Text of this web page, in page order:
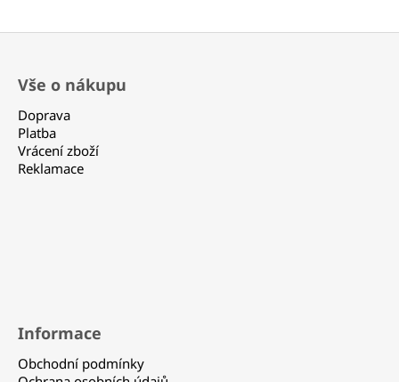
Vše o nákupu
Doprava
Platba
Vrácení zboží
Reklamace
Informace
Obchodní podmínky